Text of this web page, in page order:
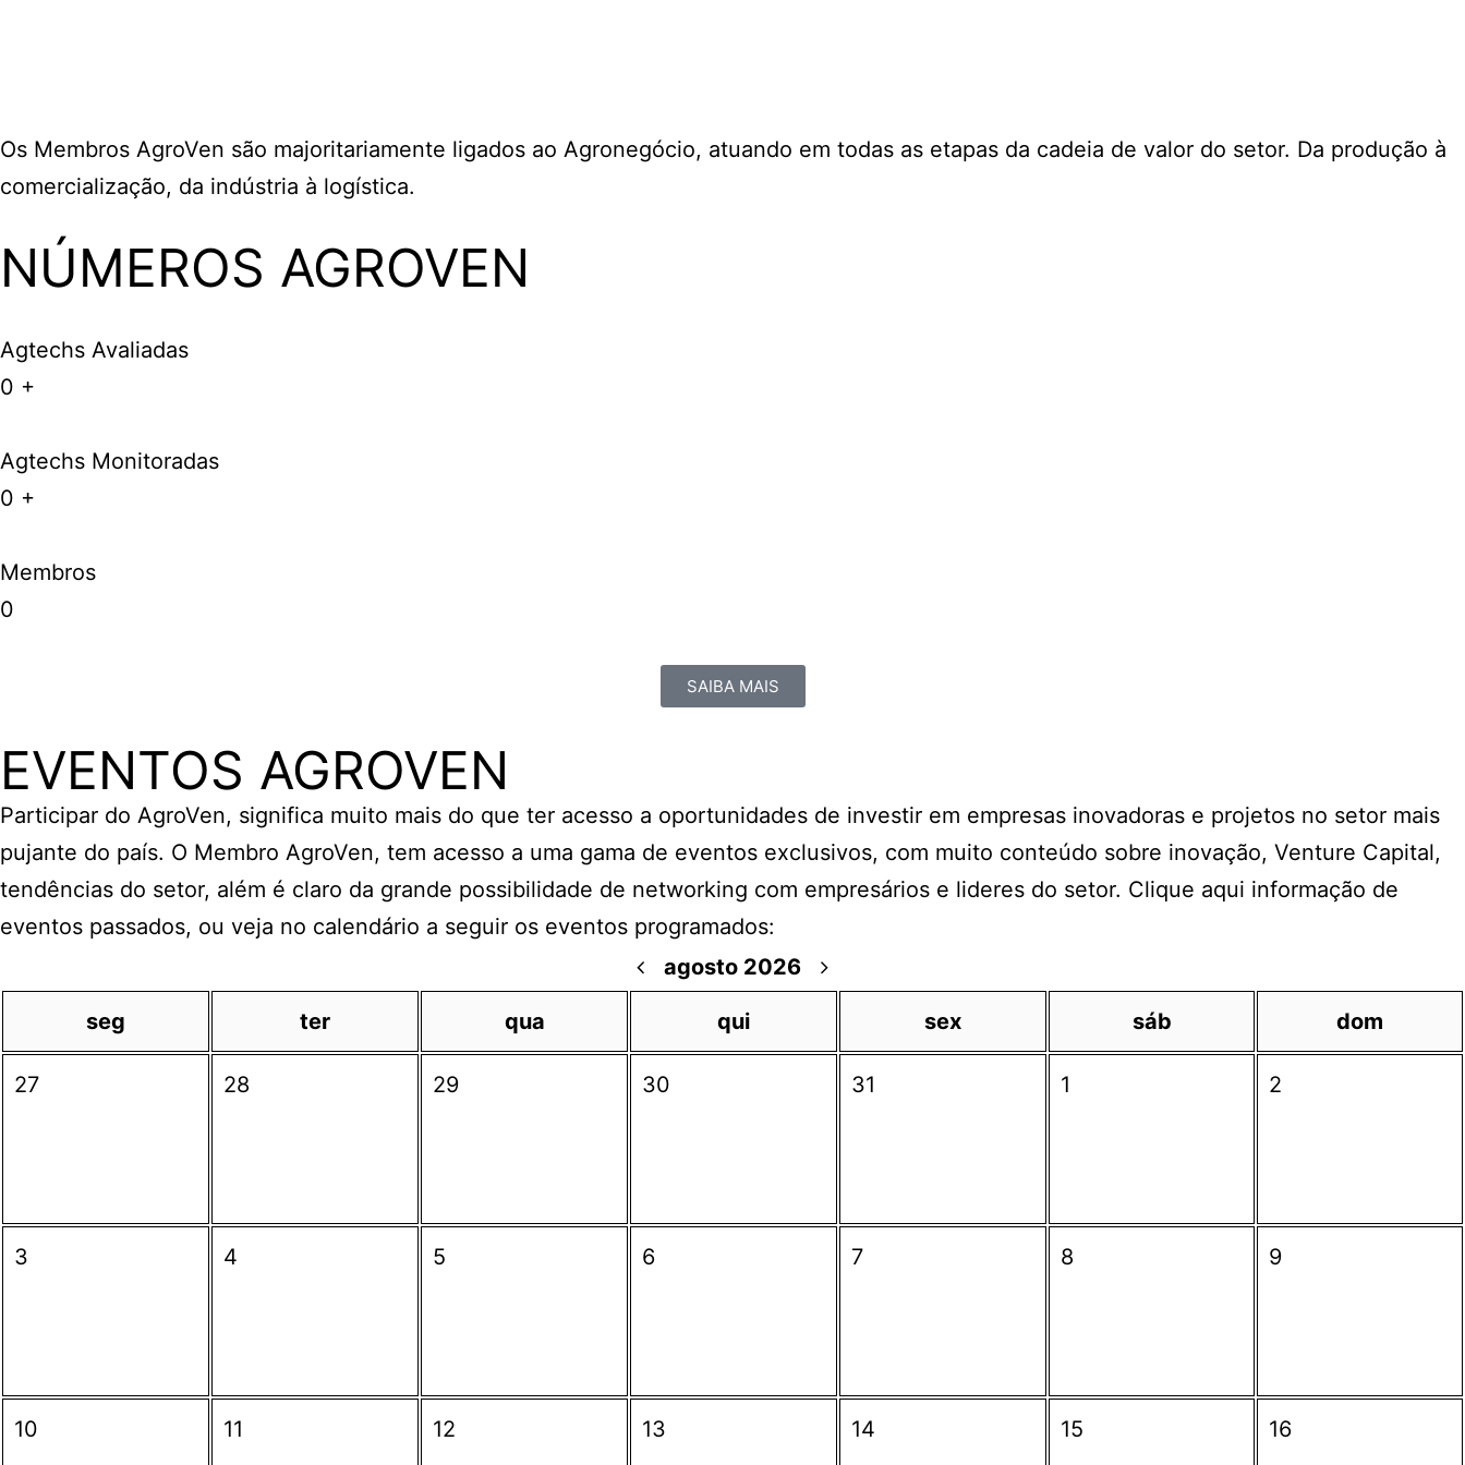
Os Membros AgroVen são majoritariamente ligados ao Agronegócio, atuando em todas as etapas da cadeia de valor do setor. Da produção à
comercialização, da indústria à logística.
NÚMEROS AGROVEN
Agtechs Avaliadas
0 +
Agtechs Monitoradas
0 +
Membros
0
SAIBA MAIS
EVENTOS AGROVEN
Participar do AgroVen, significa muito mais do que ter acesso a oportunidades de investir em empresas inovadoras e projetos no setor mais
pujante do país. O Membro AgroVen, tem acesso a uma gama de eventos exclusivos, com muito conteúdo sobre inovação, Venture Capital,
tendências do setor, além é claro da grande possibilidade de networking com empresários e lideres do setor. Clique aqui informação de
eventos passados, ou veja no calendário a seguir os eventos programados:
agosto 2026
seg ter qua qui sex sáb dom
27 28 29 30 31 1 2
3 4 5 6 7 8 9
10 11 12 13 14 15 16